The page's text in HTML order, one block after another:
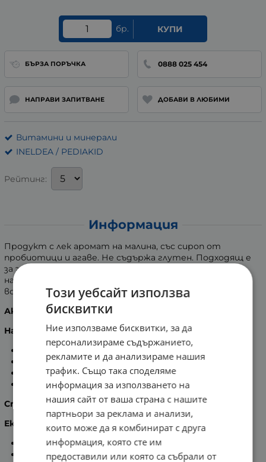
бр. КУПИ
БЪРЗА ПОРЪЧКА 0888 025 454
НАПРАВИ ЗАПИТВАНЕ ДОБАВИ В ЛЮБИМИ
Витамини и минерали
INELDEA / PEDIAKID
Рейтинг:
Информация
Продукт с лек аромат на малина, със сироп от
пробиотици и агаве. Не съдържа глутен. Подходящ е
за злояди деца. Стимулира апетита, подпомага
наддаването на тегло и бързо възстановява
всекидневната жизненост.
Активни съставки в 20 мл:
Намаляващи умората:
Витамин С - 12 мг.
Витамин В12 - 0,375 μgл
Магнезий - 0,3 мг.
Мед 0,28 мг.
Стимулиращи апетита:
Екстракти от:
Куркума - 305 мг.
Сминдух - 305 мг.
Този уебсайт използва
бисквитки
Ние използваме бисквитки, за да
персонализираме съдържанието,
рекламите и да анализираме нашия
трафик. Също така споделяме
информация за използването на
нашия сайт от ваша страна с нашите
партньори за реклама и анализи,
които може да я комбинират с друга
информация, която сте им
предоставили или която са събрали от